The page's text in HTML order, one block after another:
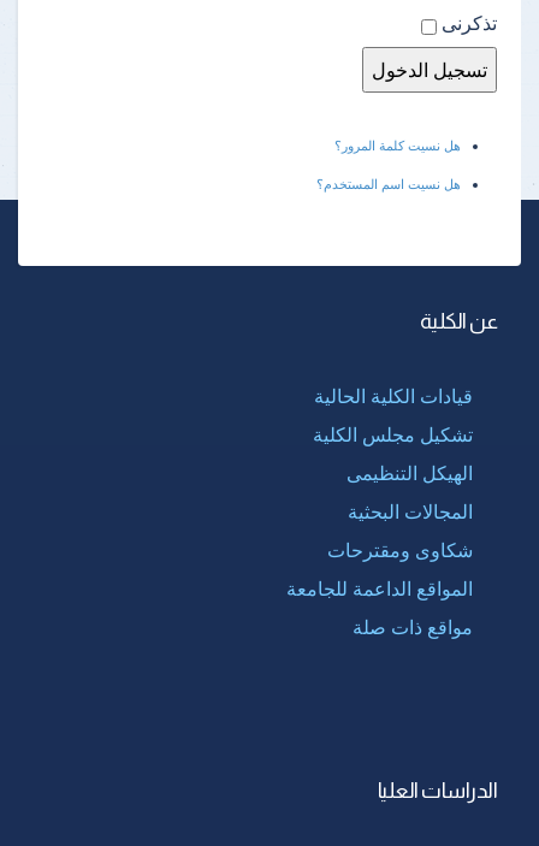
تذكرنى
هل نسيت كلمة المرور؟
هل نسيت اسم المستخدم؟
عن الكلية
قيادات الكلية الحالية
تشكيل مجلس الكلية
الهيكل التنظيمى
المجالات البحثية
شكاوى ومقترحات
المواقع الداعمة للجامعة
مواقع ذات صلة
الدراسات العليا